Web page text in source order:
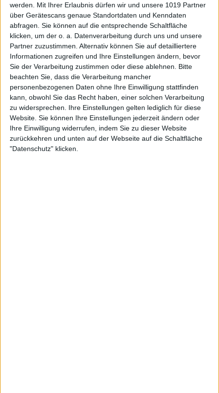
werden.
Mit Ihrer Erlaubnis dürfen wir und unsere 1019 Partner
über Gerätescans genaue Standortdaten und Kenndaten
abfragen. Sie können auf die entsprechende Schaltfläche
klicken, um der o. a. Datenverarbeitung durch uns und unsere
Partner zuzustimmen. Alternativ können Sie auf detailliertere
Informationen zugreifen und Ihre Einstellungen ändern, bevor
Sie der Verarbeitung zustimmen oder diese ablehnen.
Bitte
beachten Sie, dass die Verarbeitung mancher
personenbezogenen Daten ohne Ihre Einwilligung stattfinden
kann, obwohl Sie das Recht haben, einer solchen Verarbeitung
zu widersprechen. Ihre Einstellungen gelten lediglich für diese
Website. Sie können Ihre Einstellungen jederzeit ändern oder
Ihre Einwilligung widerrufen, indem Sie zu dieser Website
zurückkehren und unten auf der Webseite auf die Schaltfläche
"Datenschutz" klicken.